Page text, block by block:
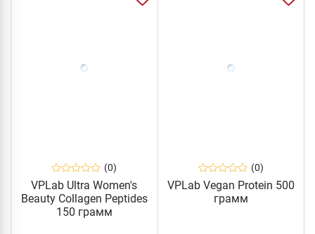
(0)
VPLab Ultra Women's
Beauty Collagen Peptides
150 грамм
(0)
VPLab Vegan Protein 500
грамм